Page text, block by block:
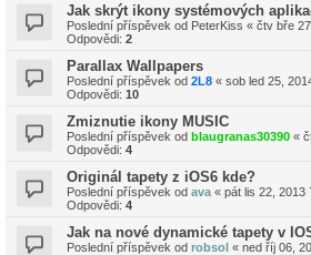
Jak skrýt ikony systémových
Poslední příspěvek od PeterKiss « čtv bře
Odpovědi: 2
Parallax Wallpapers
Poslední příspěvek od 2L8 « sob led 25,
Odpovědi: 10
Zmiznutie ikony MUSIC
Poslední příspěvek od blaugranas30390 «
Odpovědi: 4
Originál tapety z iOS6 kde?
Poslední příspěvek od ava « pát lis 22, 2013
Odpovědi: 4
Jak na nové dynamické tapety v
Poslední příspěvek od robsol « ned říj 06,